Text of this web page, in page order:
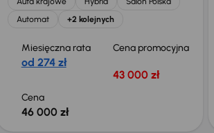
Automat
+2 kolejnych
Miesięczna rata
od 274 zł
Cena promocyjna
43 000 zł
Cena
46 000 zł